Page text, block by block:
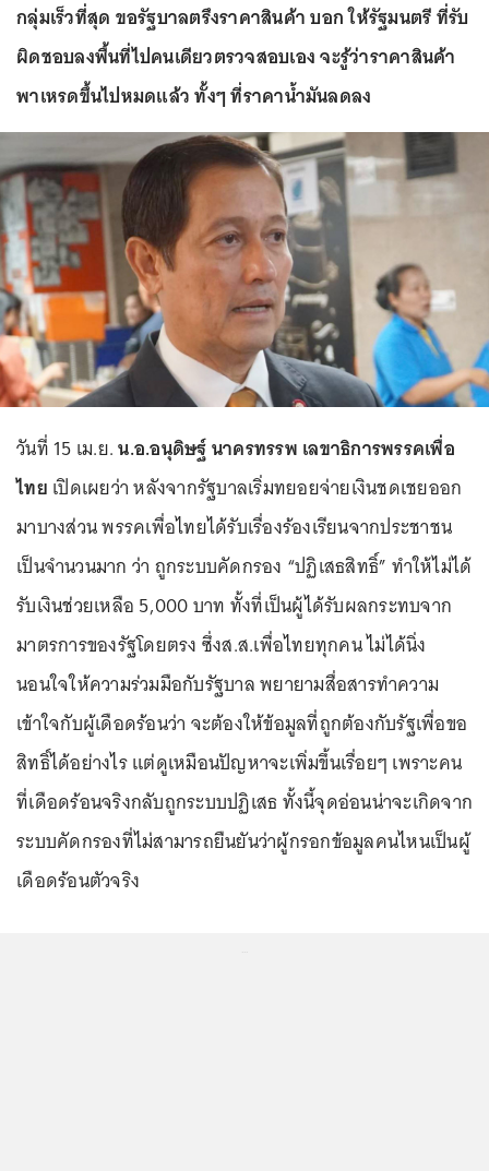
กลุ่มเร็วที่สุด ขอรัฐบาลตรึงราคาสินค้า บอก ให้รัฐมนตรี ที่รับ
ผิดชอบลงพื้นที่ไปคนเดียวตรวจสอบเอง จะรู้ว่าราคาสินค้า
พาเหรดขึ้นไปหมดแล้ว ทั้งๆ ที่ราคาน้ำมันลดลง
วันที่ 15 เม.ย.น.อ.อนุดิษฐ์ นาครทรรพ เลขาธิการพรรคเพื่อ
ไทย เปิดเผยว่า หลังจากรัฐบาลเริ่มทยอยจ่ายเงินชดเชยออก
มาบางส่วน พรรคเพื่อไทยได้รับเรื่องร้องเรียนจากประชาชน
เป็นจำนวนมาก ว่า ถูกระบบคัดกรอง “ปฏิเสธสิทธิ์” ทำให้ไม่ได้
รับเงินช่วยเหลือ 5,000 บาท ทั้งที่เป็นผู้ได้รับผลกระทบจาก
มาตรการของรัฐโดยตรง ซึ่งส.ส.เพื่อไทยทุกคน ไม่ได้นิ่ง
นอนใจให้ความร่วมมือกับรัฐบาล พยายามสื่อสารทำความ
เข้าใจกับผู้เดือดร้อนว่า จะต้องให้ข้อมูลที่ถูกต้องกับรัฐเพื่อขอ
สิทธิ์ได้อย่างไร แต่ดูเหมือนปัญหาจะเพิ่มขึ้นเรื่อยๆ เพราะคน
ที่เดือดร้อนจริงกลับถูกระบบปฏิเสธ ทั้งนี้จุดอ่อนน่าจะเกิดจาก
ระบบคัดกรองที่ไม่สามารถยืนยันว่าผู้กรอกข้อมูลคนไหนเป็นผู้
เดือดร้อนตัวจริง